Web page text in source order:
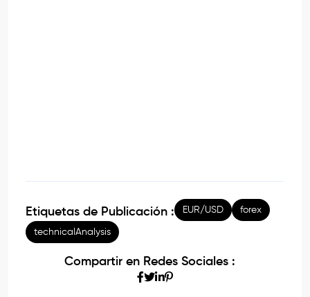
Etiquetas de Publicación : EUR/USD forex
technicalAnalysis
Compartir en Redes Sociales :